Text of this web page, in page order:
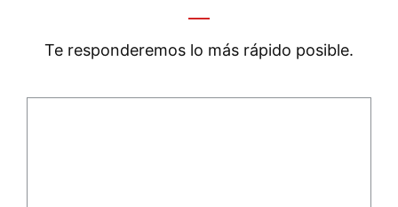
Te responderemos lo más rápido posible.